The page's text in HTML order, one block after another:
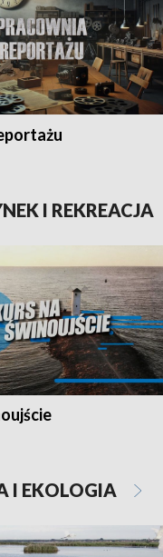
I REKREACJA
I EKOLOGIA